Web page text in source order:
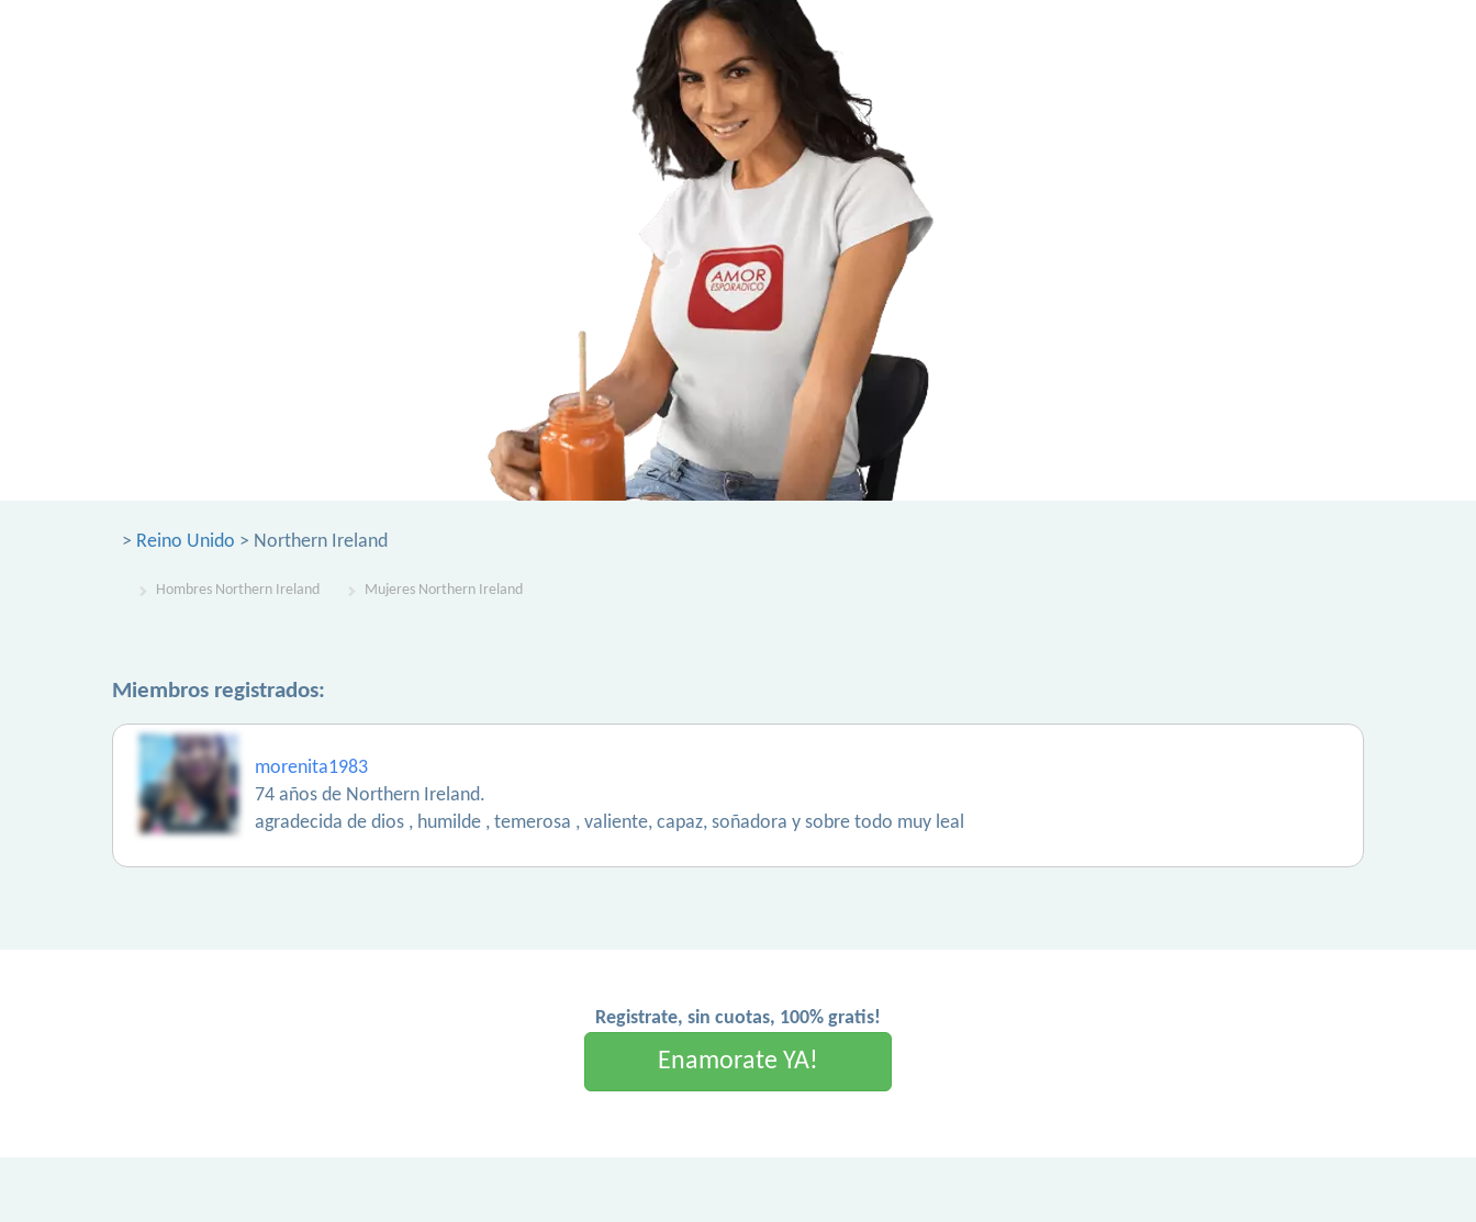
> Reino Unido > Northern Ireland
Hombres Northern Ireland Mujeres Northern Ireland
Miembros registrados:
morenita1983
74 años de Northern Ireland.
agradecida de dios , humilde , temerosa , valiente, capaz, soñadora y sobre todo muy leal
Registrate, sin cuotas, 100% gratis!
Enamorate YA!